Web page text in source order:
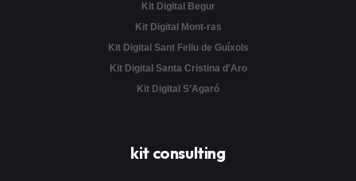
Kit Digital Begur
Kit Digital Mont-ras
Kit Digital Sant Feliu de Guíxols
Kit Digital Santa Cristina d'Aro
Kit Digital S’Agaró
kit consulting